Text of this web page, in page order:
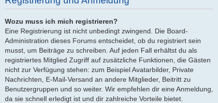
Wozu muss ich mich registrieren?
Eine Registrierung ist nicht unbedingt zwingend. Die Board-
Administration dieses Forums entscheidet, ob du registriert sein
musst, um Beiträge zu schreiben. Auf jeden Fall erhältst du als
registriertes Mitglied Zugriff auf zusätzliche Funktionen, die Gästen
nicht zur Verfügung stehen: zum Beispiel Avatarbilder, Private
Nachrichten, E-Mail-Versand an andere Mitglieder, Beitritt zu
Benutzergruppen und so weiter. Wir empfehlen dir eine Anmeldung,
da sie schnell erledigt ist und dir zahlreiche Vorteile bietet.